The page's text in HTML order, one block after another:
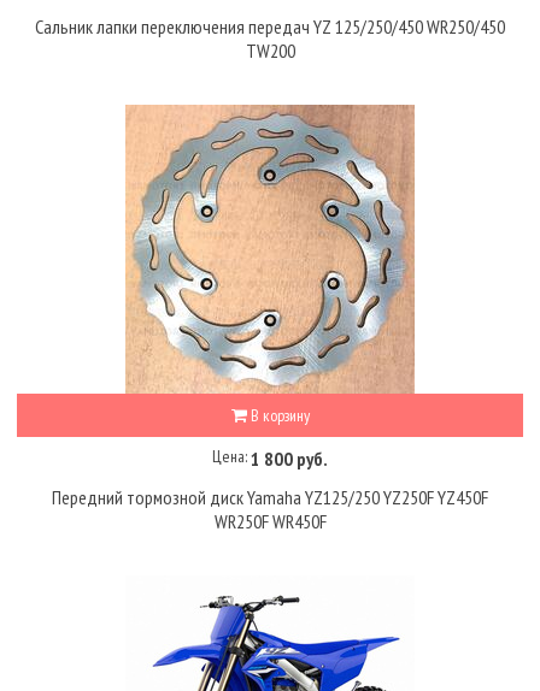
Сальник лапки переключения передач YZ 125/250/450 WR250/450
TW200
В корзину
Цена:1 800 руб.
Передний тормозной диск Yamaha YZ125/250 YZ250F YZ450F
WR250F WR450F